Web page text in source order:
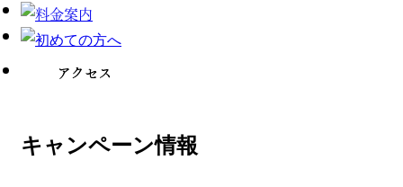
キャンペーン情報